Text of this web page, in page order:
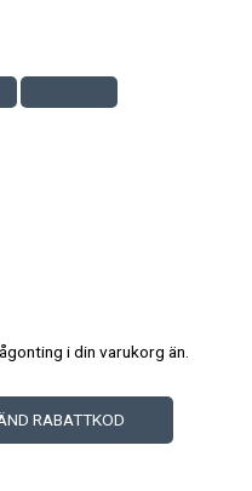
i din varukorg än.
RABATTKOD